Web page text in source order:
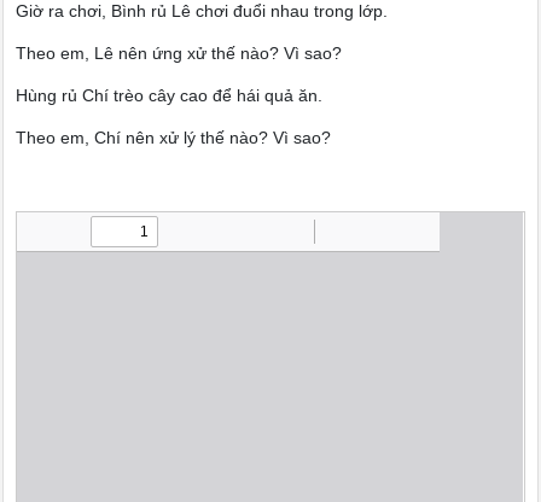
Giờ ra chơi, Bình rủ Lê chơi đuổi nhau trong lớp.
Theo em, Lê nên ứng xử thế nào? Vì sao?
Hùng rủ Chí trèo cây cao để hái quả ăn.
Theo em, Chí nên xử lý thế nào? Vì sao?